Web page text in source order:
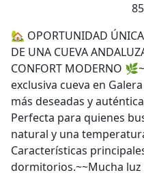
🏡 OPORTUNIDAD
DE UNA CUEVA
CONFORT MODERNO
exclusiva cueva en
más deseadas y
Perfecta para quienes
natural y una
Características
dormitorios.~~Mucha